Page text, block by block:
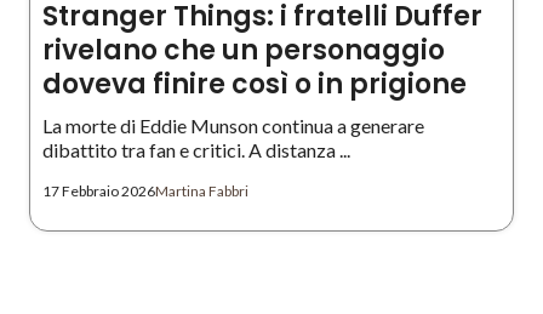
Stranger Things: i fratelli Duffer
rivelano che un personaggio
doveva finire così o in prigione
La morte di Eddie Munson continua a generare
dibattito tra fan e critici. A distanza ...
17 Febbraio 2026Martina Fabbri